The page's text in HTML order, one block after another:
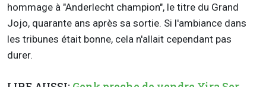
hommage à "Anderlecht champion", le titre du Grand
Jojo, quarante ans après sa sortie. Si l'ambiance dans
les tribunes était bonne, cela n'allait cependant pas
durer.